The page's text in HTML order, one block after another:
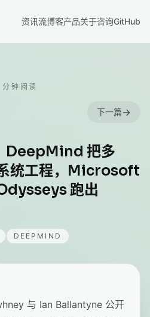
资讯流博客产品关于咨询GitHub
分钟阅读
下一篇→
DeepMind 把多
统工程，Microsoft
跑出
DEEPMIND
与 Ian Ballantyne 公开